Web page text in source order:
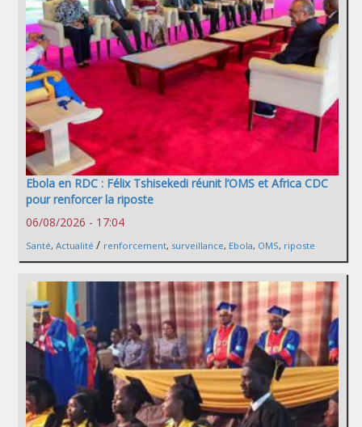
Ebola en RDC : Félix Tshisekedi réunit l’OMS et Africa CDC
pour renforcer la riposte
06/08/2026 - 17:04
Santé, Actualité / renforcement, surveillance, Ebola, OMS, riposte